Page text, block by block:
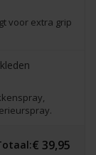
voor extra grip
€ 39,95